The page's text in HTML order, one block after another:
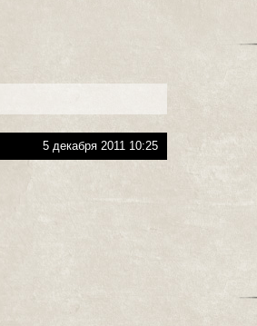
5 декабря 2011 10:25